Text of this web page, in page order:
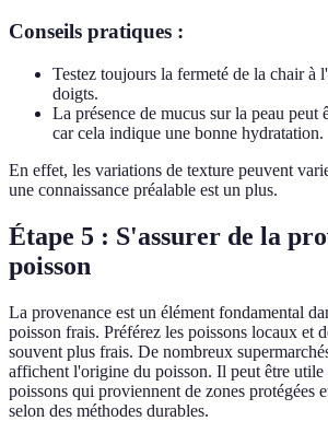
Conseils pratiques :
Testez toujours la fermeté de la chair à
doigts.
La présence de mucus sur la peau peut
car cela indique une bonne hydratation.
En effet, les variations de texture peuvent
une connaissance préalable est un plus.
Étape 5 : S'assurer de la
poisson
La provenance est un élément fondamental
poisson frais. Préférez les poissons locaux et
souvent plus frais. De nombreux
affichent l'origine du poisson. Il peut être utile
poissons qui proviennent de zones protégées
selon des méthodes durables.